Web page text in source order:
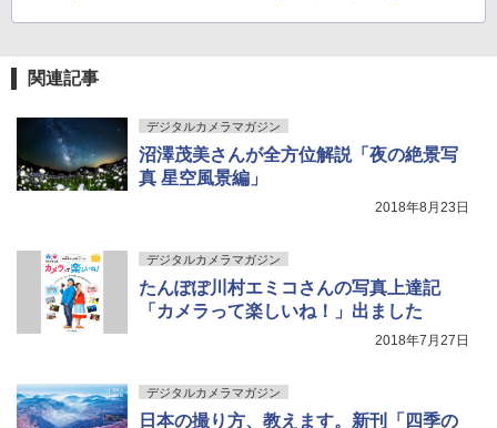
関連記事
デジタルカメラマガジン
沼澤茂美さんが全方位解説「夜の絶景写
真 星空風景編」
2018年8月23日
デジタルカメラマガジン
たんぽぽ川村エミコさんの写真上達記
「カメラって楽しいね！」出ました
2018年7月27日
デジタルカメラマガジン
日本の撮り方、教えます。新刊「四季の